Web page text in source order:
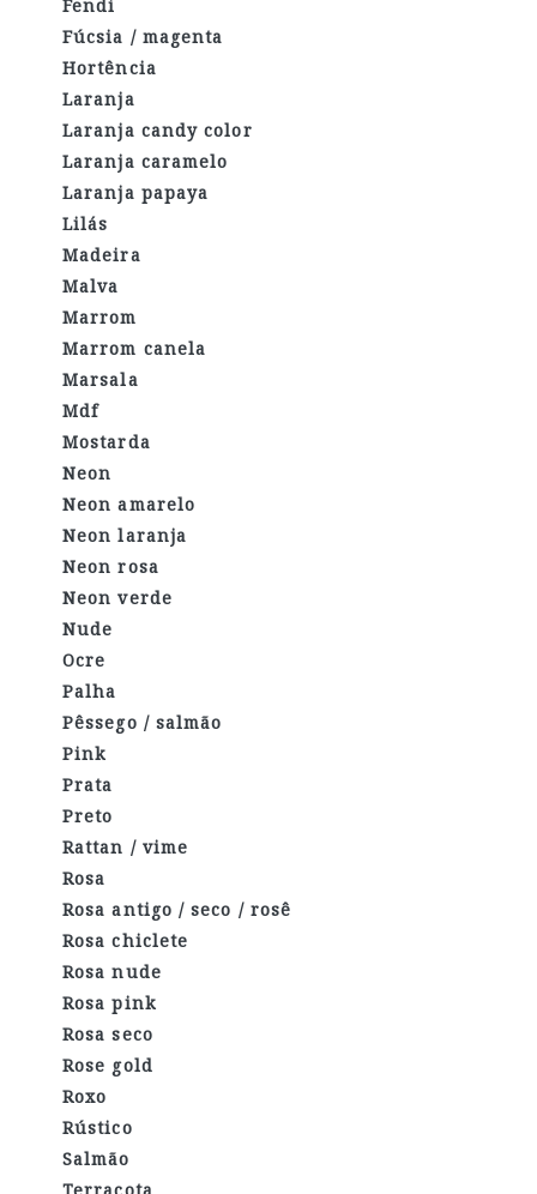
Fendi
Fúcsia / magenta
Hortência
Laranja
Laranja candy color
Laranja caramelo
Laranja papaya
Lilás
Madeira
Malva
Marrom
Marrom canela
Marsala
Mdf
Mostarda
Neon
Neon amarelo
Neon laranja
Neon rosa
Neon verde
Nude
Ocre
Palha
Pêssego / salmão
Pink
Prata
Preto
Rattan / vime
Rosa
Rosa antigo / seco / rosê
Rosa chiclete
Rosa nude
Rosa pink
Rosa seco
Rose gold
Roxo
Rústico
Salmão